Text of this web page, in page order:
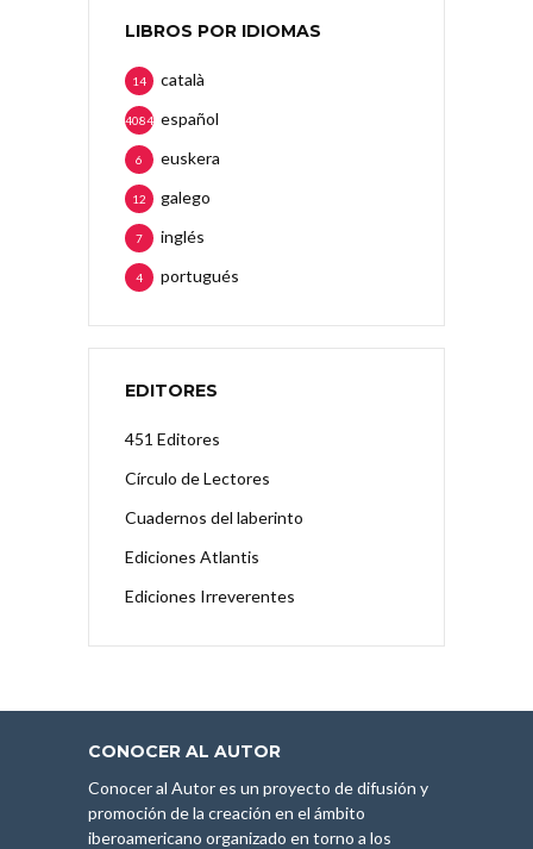
LIBROS POR IDIOMAS
català
14
español
4084
euskera
6
galego
12
inglés
7
portugués
4
EDITORES
451 Editores
Círculo de Lectores
Cuadernos del laberinto
Ediciones Atlantis
Ediciones Irreverentes
CONOCER AL AUTOR
Conocer al Autor es un proyecto de difusión y
promoción de la creación en el ámbito
iberoamericano organizado en torno a los